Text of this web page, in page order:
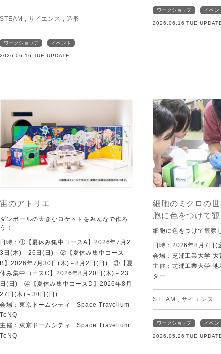
STEAM サイエンス 造形
ワークショップ イベント
2026.06.16 TUE UPDATE
ワークショップ イベン
2026.06.16 TUE
宙のアトリエ
ダンボールの大きなロケットをみんなで作ろ
う！
日時：①【夏休み集中コースA】2026年7月2
3日(木)－26日(日) ②【夏休み集中コース
B】2026年7月30日(木)－8月2日(日) ③【夏
休み集中コースC】2026年8月20日(木)－23
日(日) ④【夏休み集中コースD】2026年8月
27日(木)－30日(日)
会場：東京ドームシティ Space Travelium
TeNQ
主催：東京ドームシティ Space Travelium
TeNQ
細胞のミクロの
胞に色をつけて
細胞に色をつけて観察
日時：2026年8月7日(
会場：芝浦工業大学 大
主催：芝浦工業大学
ター
STEAM サイエンス
ワークショップ イベン
2026.05.26 TUE